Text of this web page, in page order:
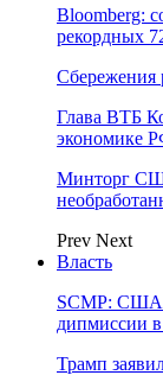
Bloomberg:
рекордных
Сбережения
Глава ВТБ
экономике
Минторг
Prev Next
Власть
SCMP: США
дипмиссии
Трамп